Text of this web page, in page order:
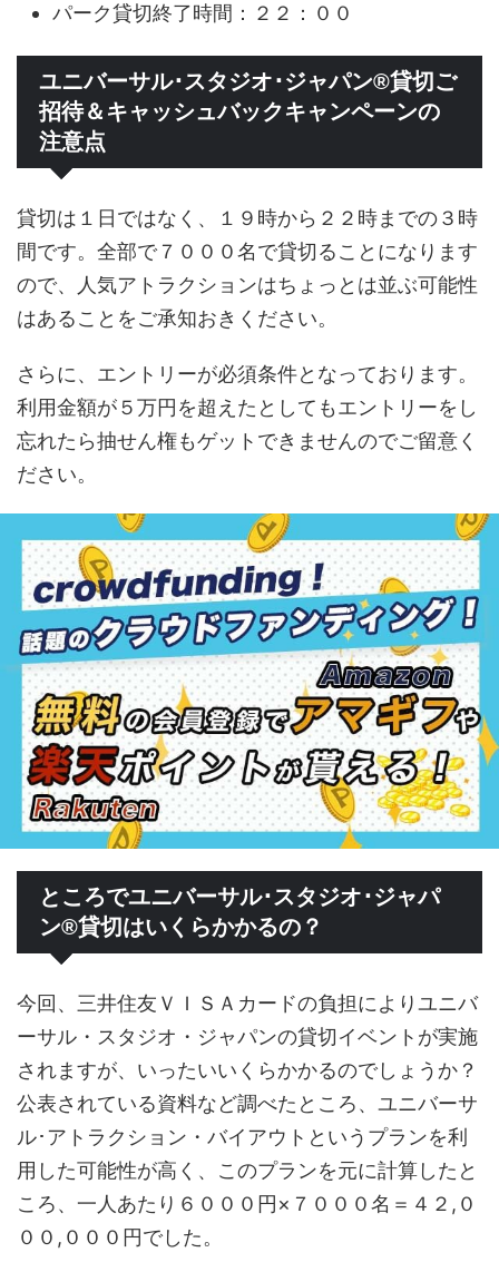
パーク貸切終了時間：２２：００
ユニバーサル･スタジオ･ジャパン®貸切ご
招待＆キャッシュバックキャンペーンの
注意点
貸切は１日ではなく、１９時から２２時までの３時
間です。全部で７０００名で貸切ることになります
ので、人気アトラクションはちょっとは並ぶ可能性
はあることをご承知おきください。
さらに、エントリーが必須条件となっております。
利用金額が５万円を超えたとしてもエントリーをし
忘れたら抽せん権もゲットできませんのでご留意く
ださい。
ところでユニバーサル･スタジオ･ジャパ
ン®貸切はいくらかかるの？
今回、三井住友ＶＩＳＡカードの負担によりユニバ
ーサル・スタジオ・ジャパンの貸切イベントが実施
されますが、いったいいくらかかるのでしょうか？
公表されている資料など調べたところ、ユニバーサ
ル･アトラクション・バイアウトというプランを利
用した可能性が高く、このプランを元に計算したと
ころ、一人あたり６０００円×７０００名＝４２,０
００,０００円でした。